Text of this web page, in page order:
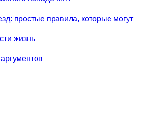
простые правила, которые могут
жизнь